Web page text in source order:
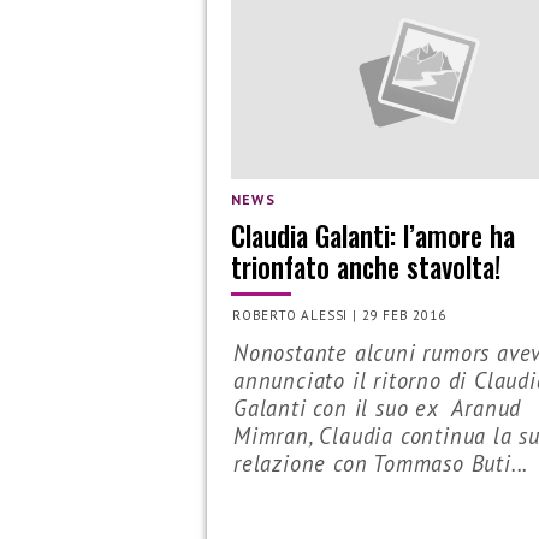
NEWS
Claudia Galanti: l’amore ha
trionfato anche stavolta!
ROBERTO ALESSI | 29 FEB 2016
Nonostante alcuni rumors
annunciato il ritorno di
Galanti con il suo ex Aranud
Mimran, Claudia continua la
relazione con Tommaso Buti...